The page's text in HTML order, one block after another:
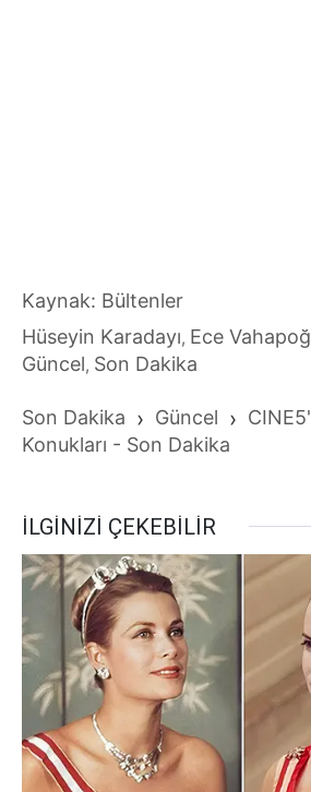
Kaynak: Bültenler
Hüseyin Karadayı, Ece
Güncel, Son Dakika
Son Dakika › Güncel ›
Konukları - Son Dakika